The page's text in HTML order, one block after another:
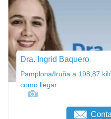
Dra. Ingrid Baquero
Pamplona/Iruña a 198,87
como llegar